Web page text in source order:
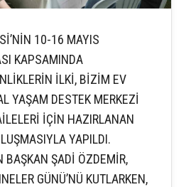
10-16 MAYIS
KAPSAMINDA
İLKİ, BİZİM EV
YAŞAM DESTEK MERKEZİ
İÇİN HAZIRLANAN
YAPILDI.
BAŞKAN ŞADİ ÖZDEMİR,
GÜNÜ’NÜ KUTLARKEN,